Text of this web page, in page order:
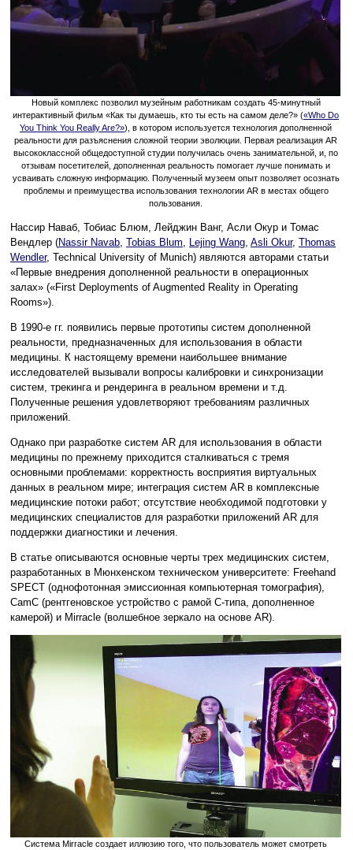
Новый комплекс позволил музейным работникам создать 45-минутный
интерактивный фильм «Как ты думаешь, кто ты есть на самом деле?» («Who Do
You Think You Really Are?»), в котором используется технология дополненной
реальности для разъяснения сложной теории эволюции. Первая реализация AR
высококлассной общедоступной студии получилась очень занимательной, и, по
отзывам посетителей, дополненная реальность помогает лучше понимать и
усваивать сложную информацию. Полученный музеем опыт позволяет осознать
проблемы и преимущества использования технологии AR в местах общего
пользования.
Нассир Наваб, Тобиас Блюм, Лейджин Ванг, Асли Окур и Томас
Вендлер (Nassir Navab, Tobias Blum, Lejing Wang, Asli Okur, Thomas
Wendler, Technical University of Munich) являются авторами статьи
«Первые внедрения дополненной реальности в операционных
залах» («First Deployments of Augmented Reality in Operating
Rooms»).
В 1990-е гг. появились первые прототипы систем дополненной
реальности, предназначенных для использования в области
медицины. К настоящему времени наибольшее внимание
исследователей вызывали вопросы калибровки и синхронизации
систем, трекинга и рендеринга в реальном времени и т.д.
Полученные решения удовлетворяют требованиям различных
приложений.
Однако при разработке систем AR для использования в области
медицины по прежнему приходится сталкиваться с тремя
основными проблемами: корректность восприятия виртуальных
данных в реальном мире; интеграция систем AR в комплексные
медицинские потоки работ; отсутствие необходимой подготовки у
медицинских специалистов для разработки приложений AR для
поддержки диагностики и лечения.
В статье описываются основные черты трех медицинских систем,
разработанных в Мюнхенском техническом университете: Freehand
SPECT (однофотонная эмиссионная компьютерная томография),
CamC (рентгеновское устройство с рамой C-типа, дополненное
камерой) и Mirracle (волшебное зеркало на основе AR).
Система Mirracle создает иллюзию того, что пользователь может смотреть